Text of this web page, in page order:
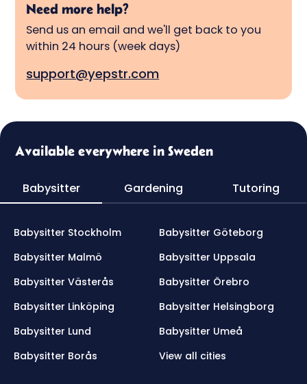
Need more help?
Send us an email and we'll get back to you
within 24 hours (week days)
support@yepstr.com
Available everywhere in Sweden
Babysitter Gardening Tutoring
Babysitter Stockholm
Babysitter Göteborg
Babysitter Malmö
Babysitter Uppsala
Babysitter Västerås
Babysitter Örebro
Babysitter Linköping
Babysitter Helsingborg
Babysitter Lund
Babysitter Umeå
Babysitter Borås
View all cities